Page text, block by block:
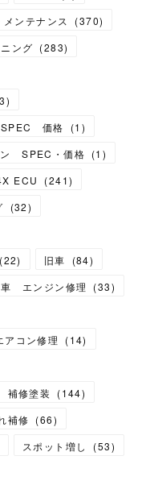
ンテナンス (370)
ング (283)
3)
SPEC 価格
(1 )
ン SPEC・価格 (1 )
ECU (241)
(32)
(22) 旧車 (84)
車 エンジン修理 (33)
アコン修理 (14)
修塗装 (144)
補修 (66)
スポット増し (53)